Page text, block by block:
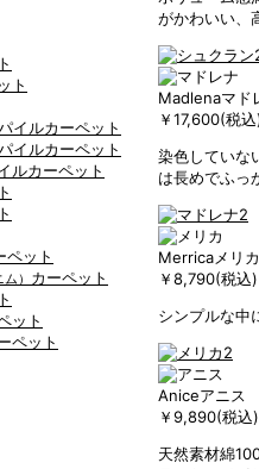
ト
イルカーペット
イルカーペット
ルカーペット
ペット
） カーペット
ット
ペット
がかわいい、
Madlenaマド
￥17,600(税
染色していな
は長めでふっ
Merricaメリカ
￥8,790(税込)
シンプルな中
Aniceアニス
￥9,890(税込)
天然素材綿